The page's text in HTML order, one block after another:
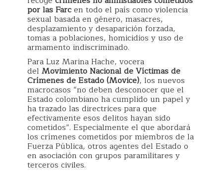
por las Farcen todo el país como violencia
sexual basada en género, masacres,
desplazamiento y desaparición forzada,
tomas a poblaciones, homicidios y uso de
armamento indiscriminado.
Para Luz Marina Hache, vocera
del Movimiento Nacional de Víctimas de
Crímenes de Estado (Movice), los nuevos
macrocasos “no deben desconocer que el
Estado colombiano ha cumplido un papel y
ha trazado las directrices para que
efectivamente esos delitos hayan sido
cometidos”. Especialmente el que abordará
los crímenes cometidos por miembros de la
Fuerza Pública, otros agentes del Estado o
en asociación con grupos paramilitares y
terceros civiles.